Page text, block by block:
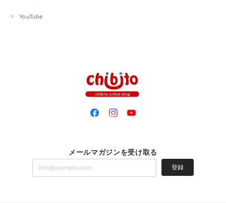
YouTube
メールマガジンを受け取る
登録